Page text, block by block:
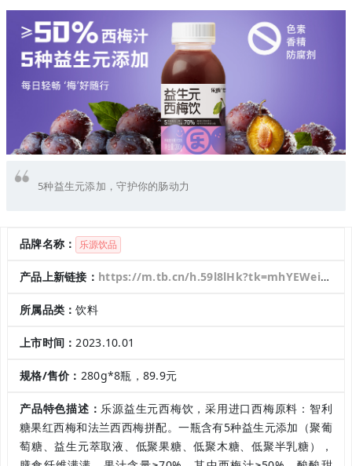
5种益生元添加，守护你的肠动力
品牌名称： 乐源饮品
产品上新链接： https://m.tb.cn/h.59l8lHk?tk=mhYEWeiBX0k
所属品类：饮料
上市时间：2023.10.01
规格/售价： 280g*8瓶，89.9元
产品特色描述： 乐源益生元西梅饮，采用进口西梅原料：智利
糖果红西梅和法兰西西梅拼配。一瓶含有5种益生元添加（聚葡
萄糖、益生元萃取液、低聚果糖、低聚木糖、低聚半乳糖），